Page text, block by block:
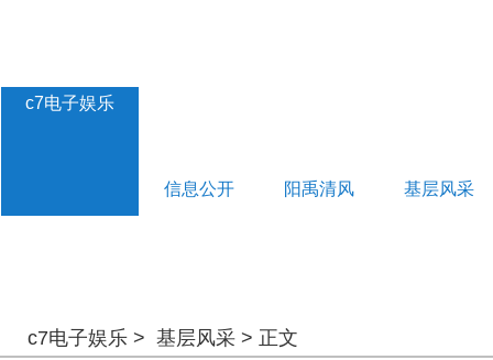
c7电子娱乐
信息公开 阳禹清风 基层风采
c7电子娱乐 > 基层风采 > 正文